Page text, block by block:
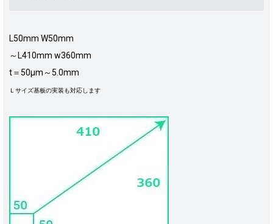
L50mm W50mm
～L410mm w360mm
t＝50μm～5.0mm
Ｌサイズ基板の実装も対応します